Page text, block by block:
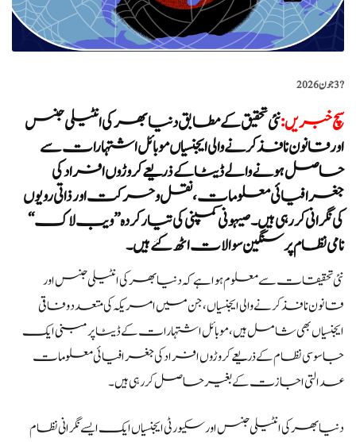
?️3 جون 2026
سچ خبریں:نئی تحقیق کے مطابق دنیا بھر کی انٹیلی جنس
اور قانون نافذ کرنے والی ایجنسیاں موبائل اشتہارات سے
حاصل ہونے والے ڈیٹا کے ذریعے کروڑوں افراد کی
جغرافیائی معلومات، نقل و حرکت اور ذاتی رویوں
کی نگرانی کر رہی ہیں۔ صیہونی کمپنی کی تیار کردہ ’’ویب لاک‘‘
نامی نظام پر سنگین سوالات اٹھ گئے ہیں۔
نئی تحقیقات سے معلوم ہوا ہے کہ دنیا بھر کی انٹیلی جنس اور
قانون نافذ کرنے والی ایجنسیاں، جن میں امریکہ کی متعدد وفاقی
ایجنسیاں بھی شامل ہیں، موبائل اشتہارات کے ڈیٹا پر مبنی ایک
جاسوسی نظام کے ذریعے کروڑوں افراد کی جغرافیائی معلومات
عدالتی اجازت کے بغیر حاصل کر رہی ہیں۔
دنیا بھر کی انٹیلی جنس اور سکیورٹی ایجنسیاں ایک ایسے نگرانی نظام